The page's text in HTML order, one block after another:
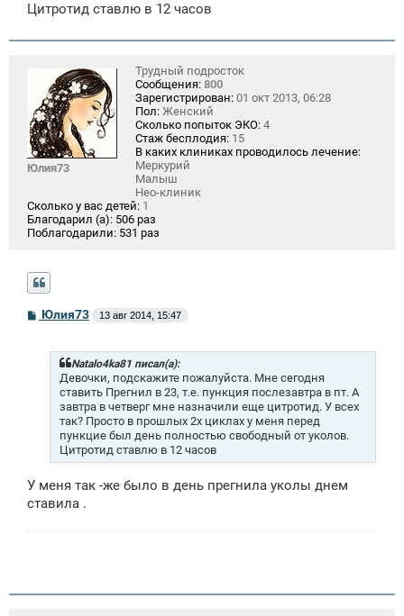
Цитротид ставлю в 12 часов
Юлия73
Трудный подросток
Сообщения: 800
Зарегистрирован: 01 окт 2013, 06:28
Пол: Женский
Сколько попыток ЭКО: 4
Стаж бесплодия: 15
В каких клиниках проводилось лечение:
Меркурий
Малыш
Нео-клиник
Сколько у вас детей: 1
Благодарил (а): 506 раз
Поблагодарили: 531 раз
С
о
Юлия73 13 авг 2014, 15:47
Natalo4ka81 писал(а):
Девочки, подскажите пожалуйста. Мне сегодня
ставить Прегнил в 23, т.е. пункция послезавтра в пт. А
завтра в четверг мне назначили еще цитротид. У всех
так? Просто в прошлых 2х циклах у меня перед
пункцие был день полностью свободный от уколов.
Цитротид ставлю в 12 часов
У меня так -же было в день прегнила уколы днем
ставила .